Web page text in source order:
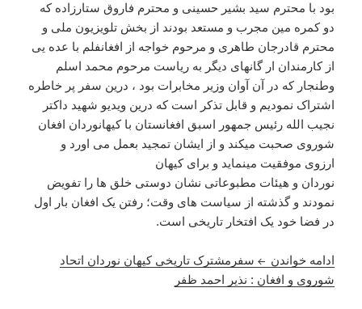
بود با محترم سید بشیر حسینی و محترم فاروق ستارزاده که
دو کمره مین مجرب و مستعد بودند از بخش تلویزیون ملی و
محترم قادرجان طاهری و مرحوم خواجه از افغانفلم با عده یی
از کارمندان ار گانهای دیگر به ریاست مرحوم محمد اسلم
وطنجار که در آن آوان وزیر مخابرات بود ، درین سفر پر خاطره
اشتراک نمودیم و قابل تذکر است که درین ویدیو شهید داکتر
نجیب الله رئیس جمهور اسبق افغانستان با کیهانوردان افغان
شوروی صحبت میکند و از ایشان تمجید بعمل می اورد و
ارزوی موفقیت مینماید و برای کیهان
نوردان و هیئات مطبوعاتی نشان دوستی خلق ها را تفویض
نمودند و گذشته از سیاست های وقت؛ رفتن یک افغان بار اول
در فضا خود یک افتخار تاریخی است.
ادامه خواندن
سفرمشترک تاریخی کیهان نوردان اتحاد
شوروی و افغان : نذیر احمد ظفر